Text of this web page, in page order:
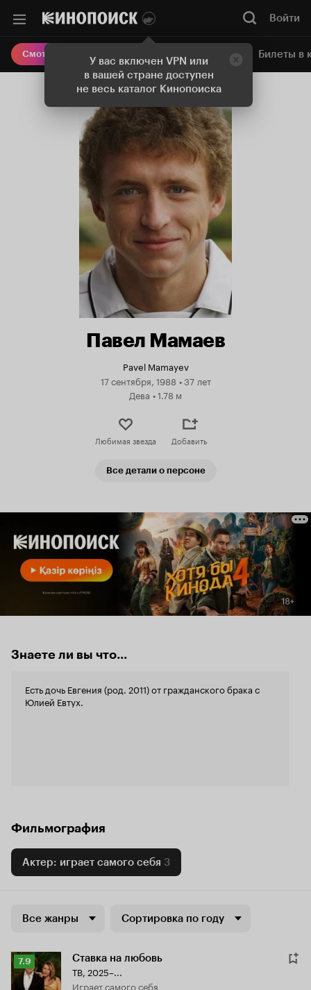
У вас включен VPN или
в вашей стране доступен
не весь каталог Кинопоиска
Войти
Смотреть кино Онлайн-кинотеатр Билеты в
Павел Мамаев
Pavel Mamayev
17 сентября, 1988 •37 лет
Дева •1.78 м
Любимая звезда Добавить
Все детали о персоне
Знаете ли вы что...
Есть дочь Евгения (род. 2011) от гражданского брака с
Юлией Евтух.
Фильмография
Актер: играет самого себя 3
Все жанры Сортировка по году
Рейтинг
Кинопоиска
7.9 Ставка на любовь
ТВ, 2025–...
играет самого себя